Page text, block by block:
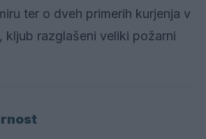
ter o dveh primerih kurjenja v
kljub razglašeni veliki požarni